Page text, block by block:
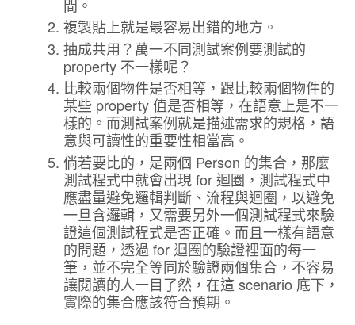
間。
複製貼上就是最容易出錯的地方。
抽成共用？萬一不同測試案例要測試的
property 不一樣呢？
比較兩個物件是否相等，跟比較兩個物件的
某些 property 值是否相等，在語意上是不一
樣的。而測試案例就是描述需求的規格，語
意與可讀性的重要性相當高。
倘若要比的，是兩個 Person 的集合，那麼
測試程式中就會出現 for 迴圈，測試程式中
應盡量避免邏輯判斷、流程與迴圈，以避免
一旦含邏輯，又需要另外一個測試程式來驗
證這個測試程式是否正確。而且一樣有語意
的問題，透過 for 迴圈的驗證裡面的每一
筆，並不完全等同於驗證兩個集合，不容易
讓閱讀的人一目了然，在這 scenario 底下，
實際的集合應該符合預期。